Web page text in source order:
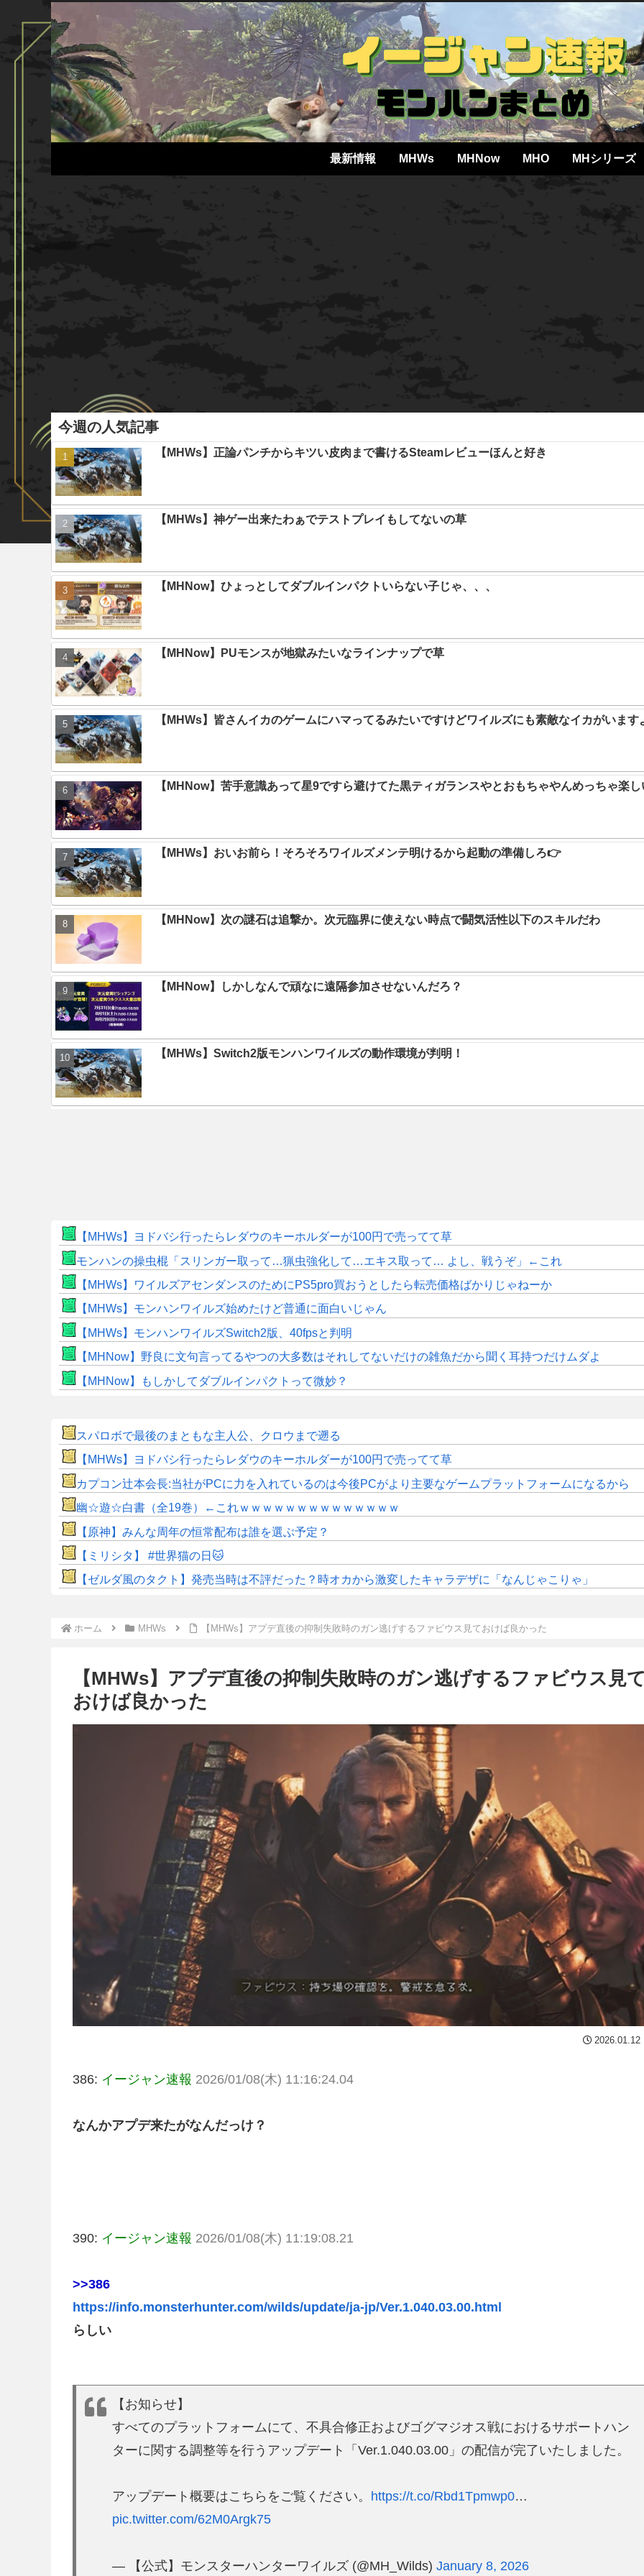
最新情報 MHWs MHNow MHO MHシリーズ
今週の人気記事
【MHWs】正論パンチからキツい皮肉まで書けるSteamレビューほんと好き
【MHWs】神ゲー出来たわぁでテストプレイもしてないの草
【MHNow】ひょっとしてダブルインパクトいらない子じゃ、、、
【MHNow】PUモンスが地獄みたいなラインナップで草
【MHWs】皆さんイカのゲームにハマってるみたいですけどワイルズにも素敵なイカがいます
【MHNow】苦手意識あって星9ですら避けてた黒ティガランスやとおもちゃやんめっちゃ楽し
【MHWs】おいお前ら！そろそろワイルズメンテ明けるから起動の準備しろ👉
【MHNow】次の謎石は追撃か。次元臨界に使えない時点で闘気活性以下のスキルだわ
【MHNow】しかしなんで頑なに遠隔参加させないんだろ？
【MHWs】Switch2版モンハンワイルズの動作環境が判明！
【MHWs】ヨドバシ行ったらレダウのキーホルダーが100円で売ってて草
モンハンの操虫棍「スリンガー取って…猟虫強化して…エキス取って… よし、戦うぞ」←これ
【MHWs】ワイルズアセンダンスのためにPS5pro買おうとしたら転売価格ばかりじゃねーか
【MHWs】モンハンワイルズ始めたけど普通に面白いじゃん
【MHWs】モンハンワイルズSwitch2版、40fpsと判明
【MHNow】野良に文句言ってるやつの大多数はそれしてないだけの雑魚だから聞く耳持つだけムダよ
【MHNow】もしかしてダブルインパクトって微妙？
スパロボで最後のまともな主人公、クロウまで遡る
【MHWs】ヨドバシ行ったらレダウのキーホルダーが100円で売ってて草
カプコン辻本会長:当社がPCに力を入れているのは今後PCがより主要なゲームプラットフォームになるから
幽☆遊☆白書（全19巻）←これｗｗｗｗｗｗｗｗｗｗｗｗｗｗ
【原神】みんな周年の恒常配布は誰を選ぶ予定？
【ミリシタ】 #世界猫の日🐱
【ゼルダ風のタクト】発売当時は不評だった？時オカから激変したキャラデザに「なんじゃこりゃ」
ホーム MHWs 【MHWs】アプデ直後の抑制失敗時のガン逃げするファビウス見ておけば良かった
【MHWs】アプデ直後の抑制失敗時のガン逃げするファビウス見
おけば良かった
2026.01.12
386: イージャン速報 2026/01/08(木) 11:16:24.04
なんかアプデ来たがなんだっけ？
390: イージャン速報 2026/01/08(木) 11:19:08.21
>>386
https://info.monsterhunter.com/wilds/update/ja-jp/Ver.1.040.03.00.html
らしい
【お知らせ】
すべてのプラットフォームにて、不具合修正およびゴグマジオス戦におけるサポートハン
ターに関する調整等を行うアップデート「Ver.1.040.03.00」の配信が完了いたしました。
アップデート概要はこちらをご覧ください。 https://t.co/Rbd1Tpmwp0…
pic.twitter.com/62M0Argk75
— 【公式】モンスターハンターワイルズ (@MH_Wilds) January 8, 2026